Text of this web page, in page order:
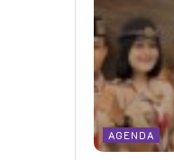
AGENDA